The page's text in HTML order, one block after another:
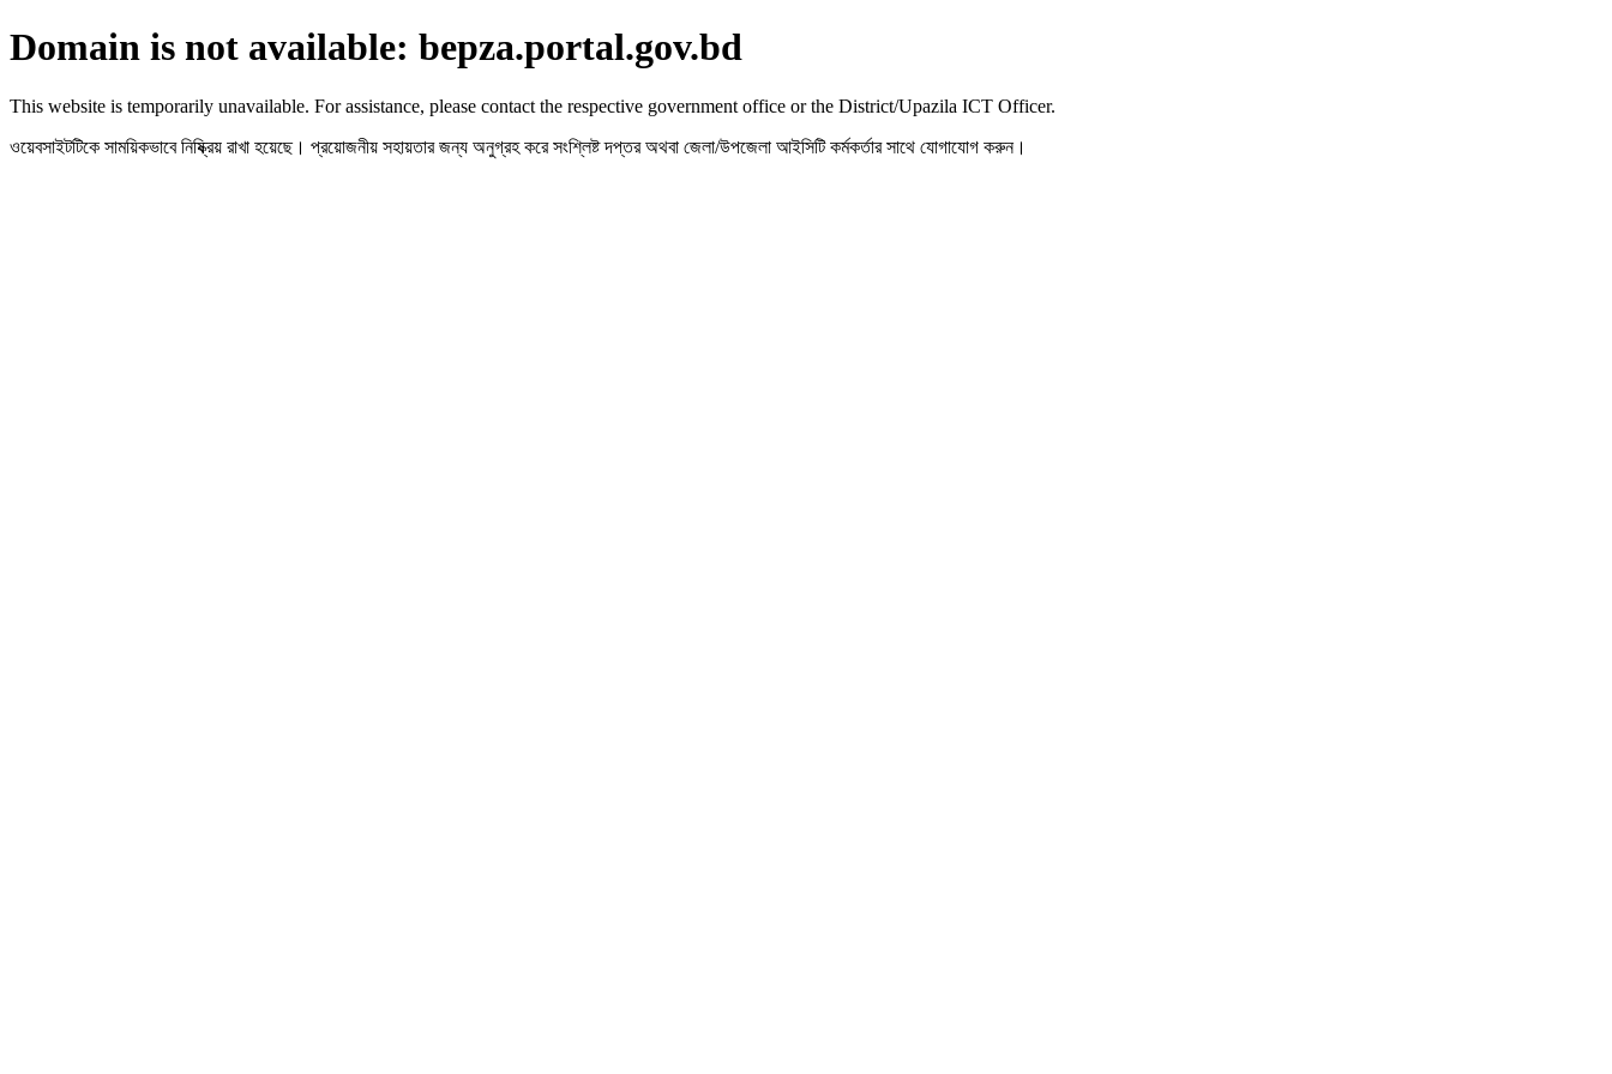
Domain is not available: bepza.portal.gov.bd
This website is temporarily unavailable. For assistance, please contact the respective government office or the District/Upazila ICT Officer.
ওয়েবসাইটটিকে সাময়িকভাবে নিষ্ক্রিয় রাখা হয়েছে। প্রয়োজনীয় সহায়তার জন্য অনুগ্রহ করে সংশ্লিষ্ট দপ্তর অথবা জেলা/উপজেলা আইসিটি কর্মকর্তার সাথে যোগাযোগ করুন।